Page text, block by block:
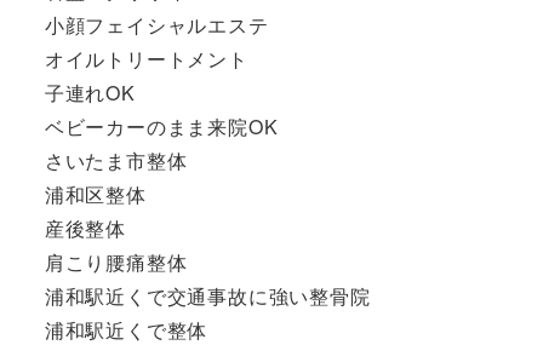
小顔フェイシャルエステ
オイルトリートメント
子連れOK
ベビーカーのまま来院OK
さいたま市整体
浦和区整体
産後整体
肩こり腰痛整体
浦和駅近くで交通事故に強い整骨院
浦和駅近くで整体